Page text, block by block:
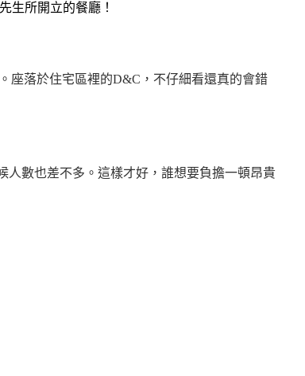
生所開立的餐廳！
座落於住宅區裡的D&C，不仔細看還真的會錯
人數也差不多。這樣才好，誰想要負擔一頓昂貴